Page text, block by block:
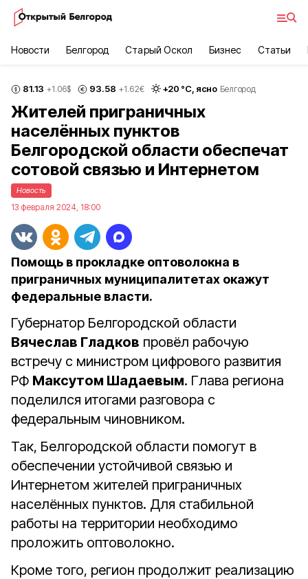
Новости Белгород Старый Оскол Бизнес Статьи
81.13 +1.06$ 93.58 +1.62€ +20 °С, ясно Белгород
Жителей приграничных
населённых пунктов
Белгородской области обеспечат
сотовой связью и Интернетом
Новость
13 февраля 2024, 18:00
Помощь в прокладке оптоволокна в
приграничных муниципалитетах окажут
федеральные власти.
Губернатор Белгородской области
Вячеслав Гладков провёл рабочую
встречу с министром цифрового развития
РФ Максутом Шадаевым. Глава региона
поделился итогами разговора с
федеральным чиновником.
Так, Белгородской области помогут в
обеспечении устойчивой связью и
Интернетом жителей приграничных
населённых пунктов. Для стабильной
работы на территории необходимо
проложить оптоволокно.
Кроме того, регион продолжит реализацию